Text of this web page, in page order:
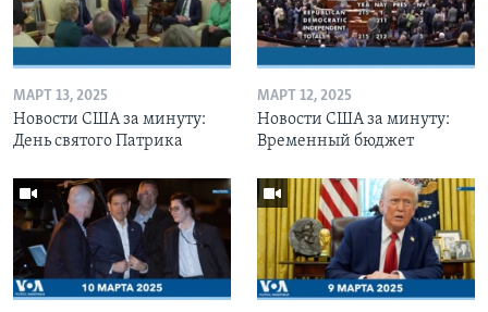
МАРТ 13, 2025
Новости США за минуту:
День святого Патрика
МАРТ 12, 2025
Новости США за минуту:
Временный бюджет